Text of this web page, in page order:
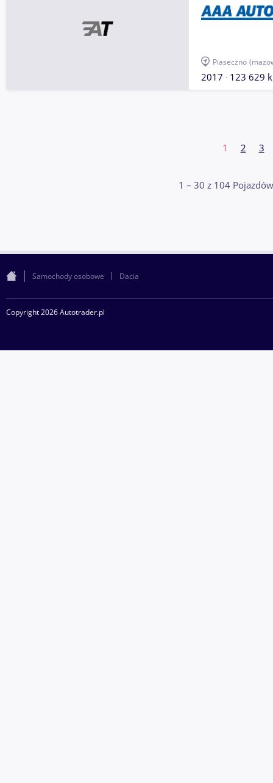
Piaseczno
2017 123 629
1 2 3
1 – 30 z 104
Samochody osobowe Dacia
Copyright 2026 Autotrader.pl